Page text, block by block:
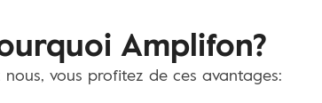
Amplifon?
nous, vous profitez de ces avantages: